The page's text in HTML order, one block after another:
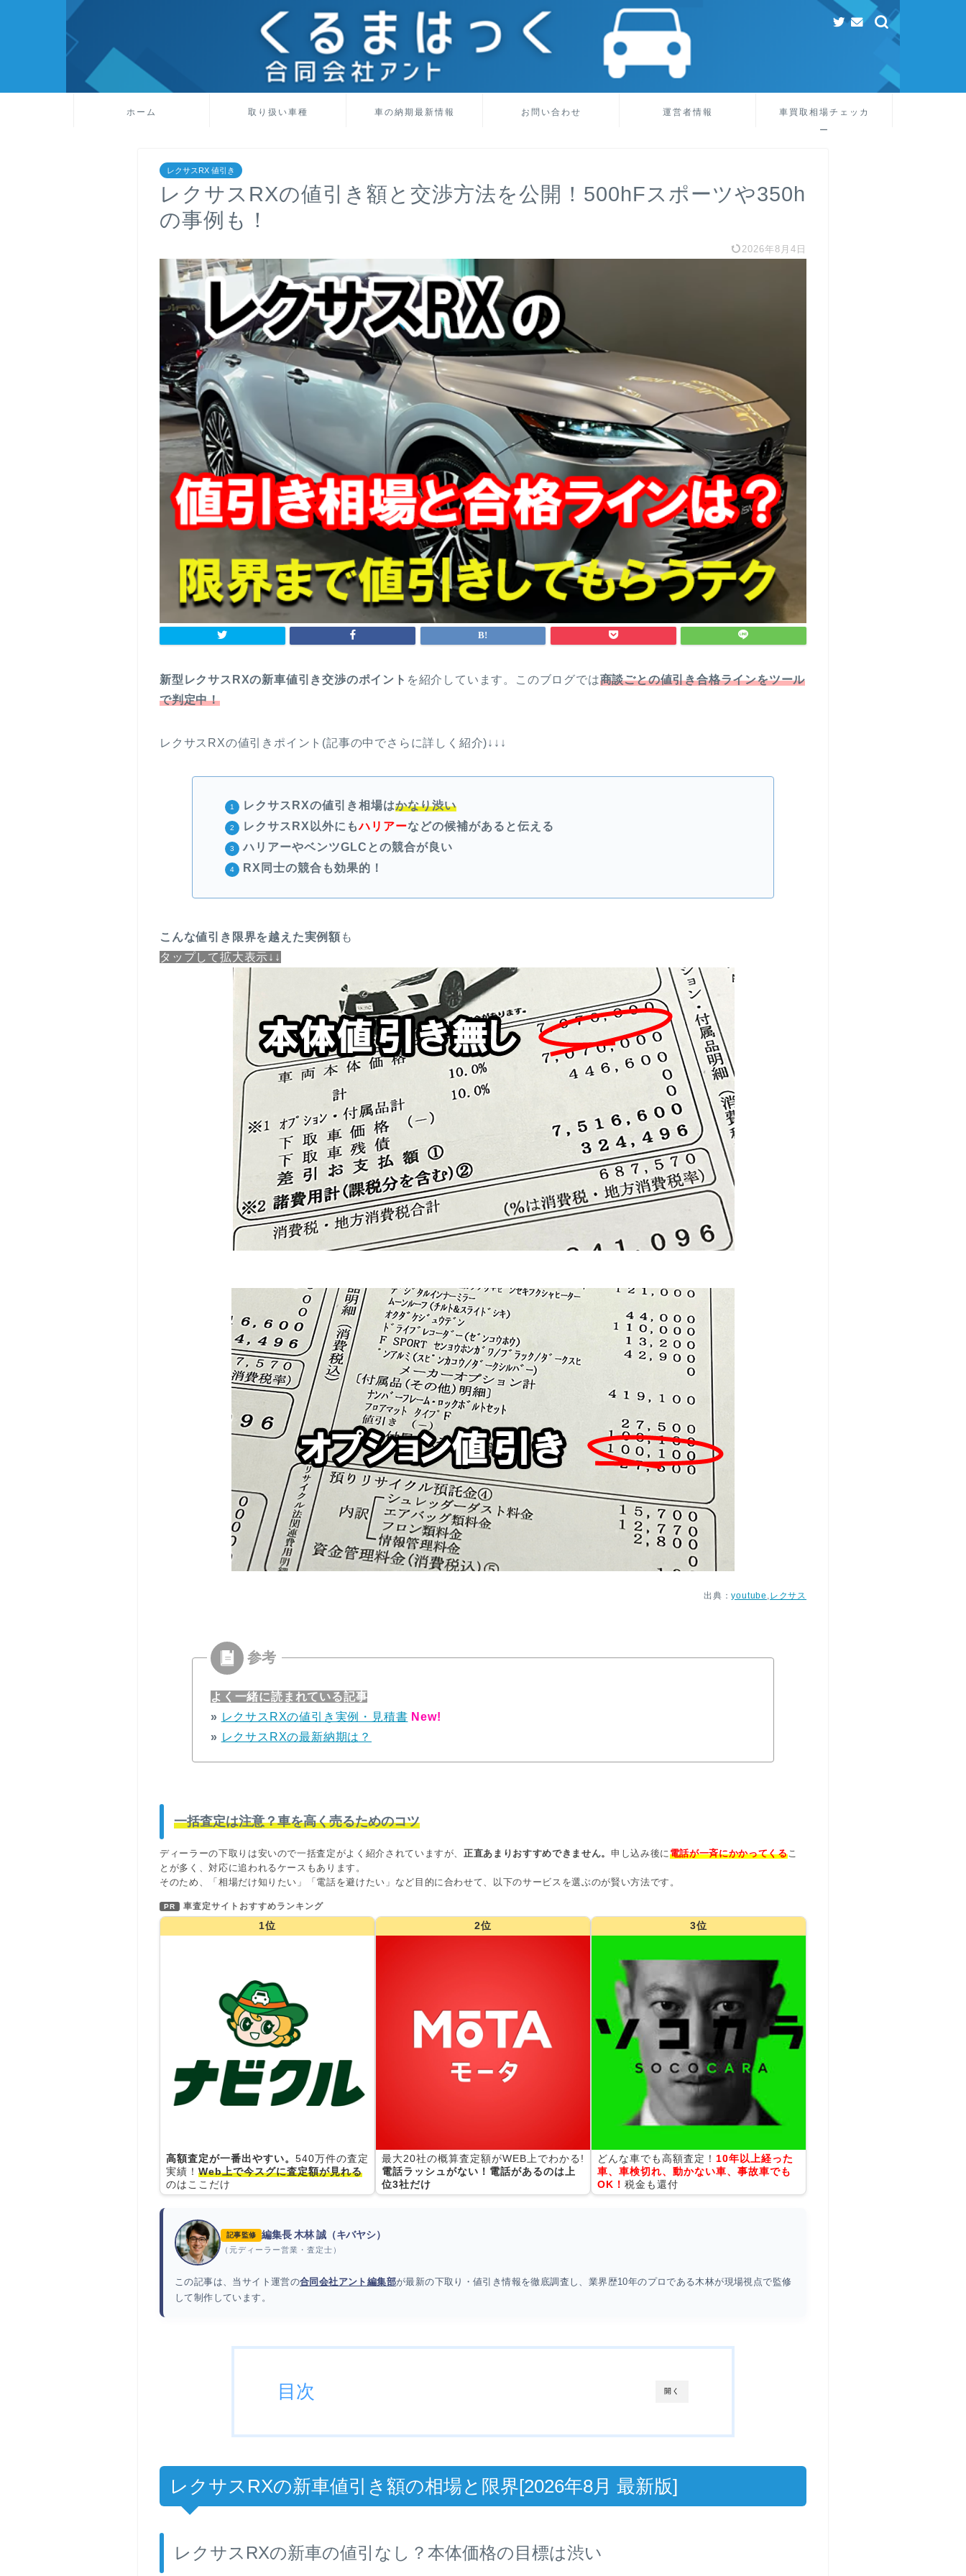
ホーム 取り扱い車種 車の納期最新情報 お問い合わせ 運営者情報
車買取相場チェッカ
ー
レクサスRX 値引き
レクサスRXの値引き額と交渉方法を公開！500hFスポーツや350h
の事例も！
2026年8月4日
新型レクサスRXの新車値引き交渉のポイント を紹介しています。このブログでは商談ごとの値引き合格ラインをツール
で判定中！
レクサスRXの値引きポイント(記事の中でさらに詳しく紹介)↓↓↓
レクサスRXの値引き相場はかなり渋い
レクサスRX以外にもハリアーなどの候補があると伝える
ハリアーやベンツGLCとの競合が良い
RX同士の競合も効果的！
こんな値引き限界を越えた実例額も
タップして拡大表示↓↓
出典：youtube レクサス
よく一緒に読まれている記事
» レクサスRXの値引き実例・見積書 New!
» レクサスRXの最新納期は？
一括査定は注意？車を高く売るためのコツ
ディーラーの下取りは安いので一括査定がよく紹介されていますが、正直あまりおすすめできません。 申し込み後に 電話が一斉にかかってくるこ
とが多く、対応に追われるケースもあります。
そのため、「相場だけ知りたい」「電話を避けたい」など目的に合わせて、以下のサービスを選ぶのが賢い方法です。
PR 車査定サイトおすすめランキング
1位
高額査定が一番出やすい。 540万件の査定
実績！ Web上で今スグに査定額が見れる
のはここだけ
2位
最大20社の概算査定額がWEB上でわかる!
電話ラッシュがない！電話があるのは上
位3社だけ
3位
どんな車でも高額査定！ 10年以上経った
車、車検切れ、動かない車、事故車でも
OK！ 税金も還付
記事監修 編集長 木林 誠（キバヤシ）
（元ディーラー営業・査定士）
この記事は、当サイト運営の合同会社アント編集部が最新の下取り・値引き情報を徹底調査し、業界歴10年のプロである木林が現場視点で監修
して制作しています。
開く
目次
レクサスRXの新車値引き額の相場と限界[2026年8月 最新版]
レクサスRXの新車の値引なし？本体価格の目標は渋い